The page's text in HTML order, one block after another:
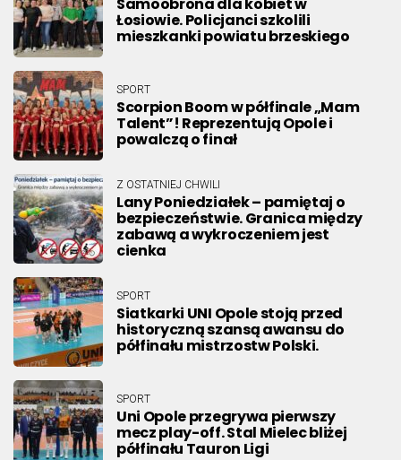
Łosiowie. Policjanci szkolili
mieszkanki powiatu brzeskiego
SPORT
Scorpion Boom w półfinale „Mam
Talent”! Reprezentują Opole i
powalczą o finał
Z OSTATNIEJ CHWILI
Lany Poniedziałek – pamiętaj o
bezpieczeństwie. Granica między
zabawą a wykroczeniem jest
cienka
SPORT
Siatkarki UNI Opole stoją przed
historyczną szansą awansu do
półfinału mistrzostw Polski.
SPORT
Uni Opole przegrywa pierwszy
mecz play-off. Stal Mielec bliżej
półfinału Tauron Ligi